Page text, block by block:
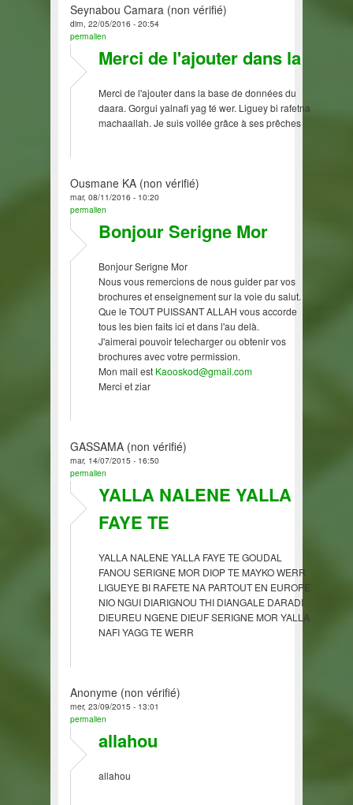
Seynabou Camara (non vérifié)
dim, 22/05/2016 - 20:54
permalien
Merci de l'ajouter dans la
Merci de l'ajouter dans la base de données du
daara. Gorgui yalnafi yag té wer. Liguey bi rafetna
machaallah. Je suis voilée grâce à ses prêches
Ousmane KA (non vérifié)
mar, 08/11/2016 - 10:20
permalien
Bonjour Serigne Mor
Bonjour Serigne Mor
Nous vous remercions de nous guider par vos
brochures et enseignement sur la voie du salut.
Que le TOUT PUISSANT ALLAH vous accorde
tous les bien faits ici et dans l'au delà.
J'aimerai pouvoir telecharger ou obtenir vos
brochures avec votre permission.
Mon mail est Kaooskod@gmail.com
Merci et ziar
GASSAMA (non vérifié)
mar, 14/07/2015 - 16:50
permalien
YALLA NALENE YALLA
FAYE TE
YALLA NALENE YALLA FAYE TE GOUDAL
FANOU SERIGNE MOR DIOP TE MAYKO WERR
LIGUEYE BI RAFETE NA PARTOUT EN EUROPE
NIO NGUI DIARIGNOU THI DIANGALE DARADI
DIEUREU NGENE DIEUF SERIGNE MOR YALLA
NAFI YAGG TE WERR
Anonyme (non vérifié)
mer, 23/09/2015 - 13:01
permalien
allahou
allahou